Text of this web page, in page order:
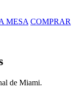
MESA COMPRAR
de Miami.